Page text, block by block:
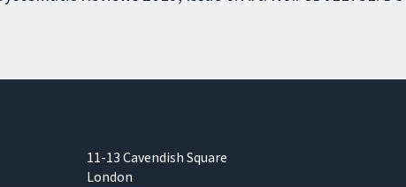
11-13 Cavendish Square
London